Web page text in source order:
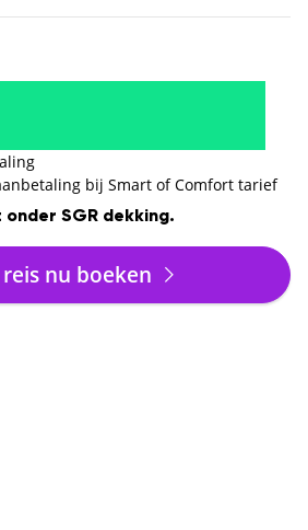
bij Smart of Comfort tarief
onder SGR dekking.
reis nu boeken